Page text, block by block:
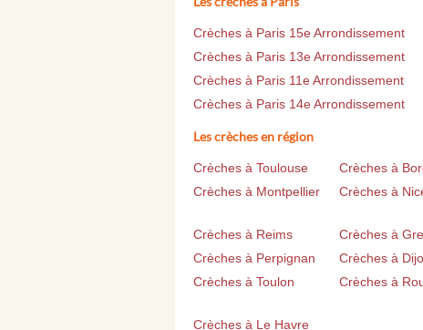
Crèches à Paris 15e Arrondissement
Crèches à Paris 13e Arrondissement
Crèches à Paris 11e Arrondissement
Crèches à Paris 14e Arrondissement
Les crèches en région
Crèches à Toulouse Crèches à
Crèches à Montpellier
Crèches à
Crèches à Reims
Crèches à
Crèches à Perpignan
Crèches à
Crèches à Toulon
Crèches à
Crèches à Le Havre